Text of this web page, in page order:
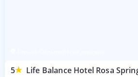
5 Life Balance Hotel Rosa